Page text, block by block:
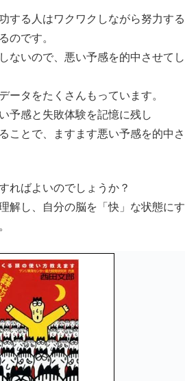
する人はワクワクしながら努力する
のです。
ないので、悪い予感を的中させてし
ータをたくさんもっています。
予感と失敗体験を記憶に残し
ことで、ますます悪い予感を的中さ
ればよいのでしょうか？
解し、自分の脳を「快」な状態にす